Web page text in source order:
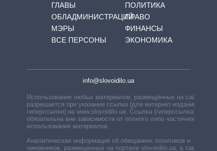
ГЛАВЫ
ОБЛАДМИНИСТРАЦИЙ
МЭРЫ
ВСЕ ПЕРСОНЫ
ПОЛИТИКА
ПРАВО
ФИНАНСЫ
ЭКОНОМИКА
info@slovoidilo.ua
Использование любых материалов, размещённых на сайте,
разрешается при указании ссылки (для интернет-изданий —
гиперссылки) на www.slovoidilo.ua. Ссылка (гиперссылка)
обязательна вне зависимости от полного либо частичного
использования материалов.
Аналитическая информация об обещаниях политиков и
чиновников, размещенных на портале slovoidilo.ua, а также